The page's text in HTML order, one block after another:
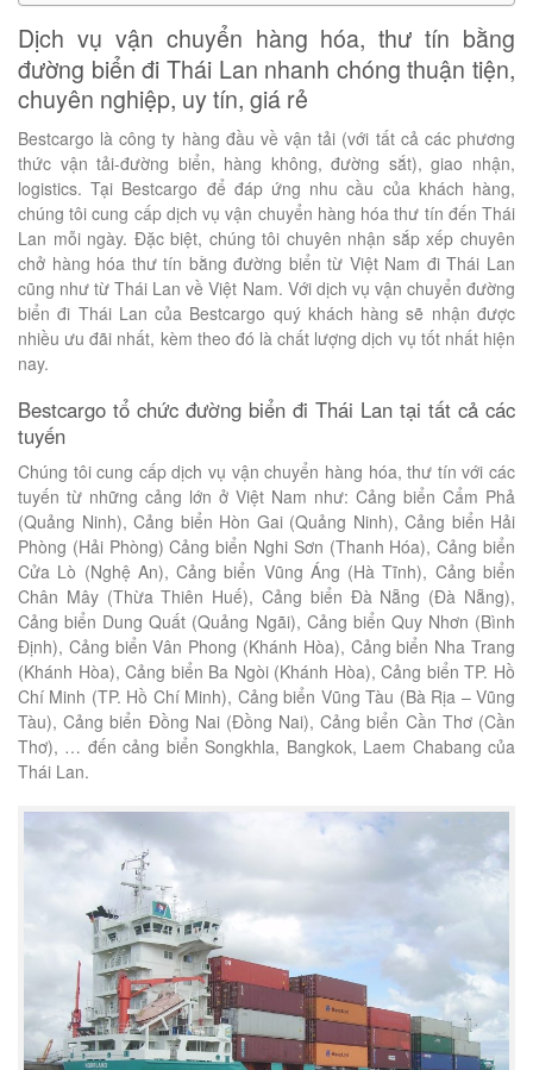
Dịch vụ vận chuyển hàng hóa, thư tín bằng
đường biển đi Thái Lan nhanh chóng thuận tiện,
chuyên nghiệp, uy tín, giá rẻ
Bestcargo là công ty hàng đầu về vận tải (với tất cả các phương
thức vận tải-đường biển, hàng không, đường sắt), giao nhận,
logistics. Tại Bestcargo để đáp ứng nhu cầu của khách hàng,
chúng tôi cung cấp dịch vụ vận chuyển hàng hóa thư tín đến Thái
Lan mỗi ngày. Đặc biệt, chúng tôi chuyên nhận sắp xếp chuyên
chở hàng hóa thư tín bằng đường biển từ Việt Nam đi Thái Lan
cũng như từ Thái Lan về Việt Nam. Với dịch vụ vận chuyển đường
biển đi Thái Lan của Bestcargo quý khách hàng sẽ nhận được
nhiều ưu đãi nhất, kèm theo đó là chất lượng dịch vụ tốt nhất hiện
nay.
Bestcargo tổ chức đường biển đi Thái Lan tại tất cả các
tuyến
Chúng tôi cung cấp dịch vụ vận chuyển hàng hóa, thư tín với các
tuyến từ những cảng lớn ở Việt Nam như: Cảng biển Cẩm Phả
(Quảng Ninh), Cảng biển Hòn Gai (Quảng Ninh), Cảng biển Hải
Phòng (Hải Phòng) Cảng biển Nghi Sơn (Thanh Hóa), Cảng biển
Cửa Lò (Nghệ An), Cảng biển Vũng Áng (Hà Tĩnh), Cảng biển
Chân Mây (Thừa Thiên Huế), Cảng biển Đà Nẵng (Đà Nẵng),
Cảng biển Dung Quất (Quảng Ngãi), Cảng biển Quy Nhơn (Bình
Định), Cảng biển Vân Phong (Khánh Hòa), Cảng biển Nha Trang
(Khánh Hòa), Cảng biển Ba Ngòi (Khánh Hòa), Cảng biển TP. Hồ
Chí Minh (TP. Hồ Chí Minh), Cảng biển Vũng Tàu (Bà Rịa – Vũng
Tàu), Cảng biển Đồng Nai (Đồng Nai), Cảng biển Cần Thơ (Cần
Thơ), … đến cảng biển Songkhla, Bangkok, Laem Chabang của
Thái Lan.